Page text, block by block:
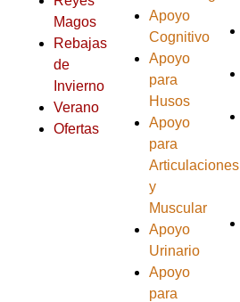
Magos
Rebajas
de
Invierno
Verano
Ofertas
Apoyo
Cognitivo
Apoyo
para
Husos
Apoyo
para
Articulaciones
y
Muscular
Apoyo
Urinario
Apoyo
para